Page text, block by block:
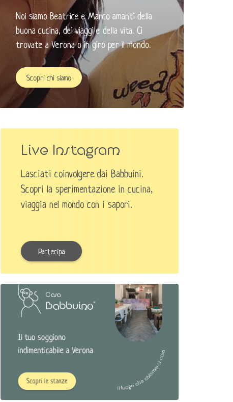
Noi siamo Beatrice e Marco amanti della
buona cucina, dei viaggi e della vita. Ci
trovate a Verona o in giro per il mondo. ​
Scopri chi siamo
Live Instagram
Lasciati coinvolgere dai Babbuini.
Scopri la sperimentazione in cucina,
viaggia nel mondo con i sapori.
Partecipa